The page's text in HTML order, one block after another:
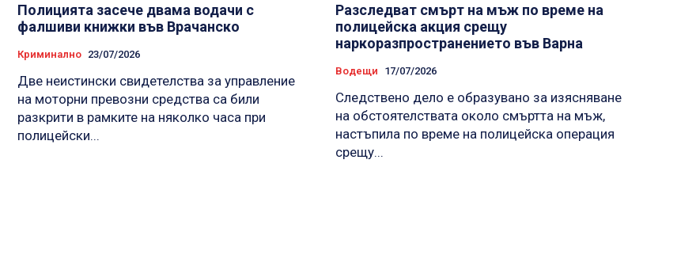
Полицията засече двама водачи с
фалшиви книжки във Врачанско
Криминално 23/07/2026
Две неистински свидетелства за управление
на моторни превозни средства са били
разкрити в рамките на няколко часа при
полицейски...
Разследват смърт на мъж по време на
полицейска акция срещу
наркоразпространението във Варна
Водещи 17/07/2026
Следствено дело е образувано за изясняване
на обстоятелствата около смъртта на мъж,
настъпила по време на полицейска операция
срещу...